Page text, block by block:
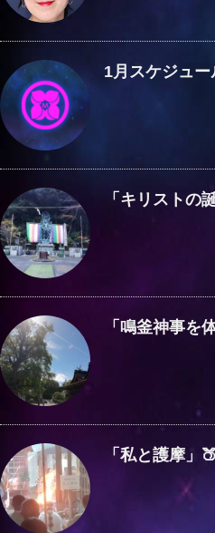
1月スケジュー
「キリストの
「鳴釜神事を
「私と護摩」